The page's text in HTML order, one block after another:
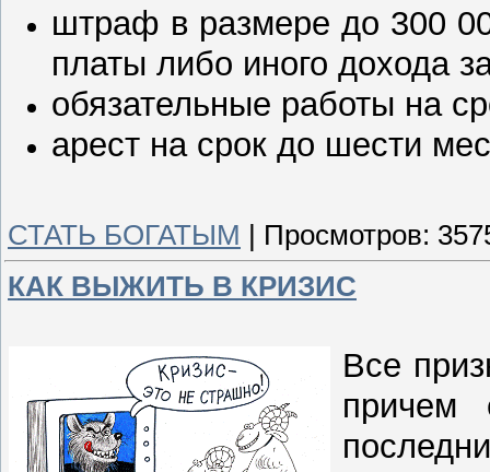
штраф в размере до 300
платы либо иного дохода
обязательные работы на
арест на срок до шести
СТАТЬ БОГАТЫМ | Просмотров:
КАК ВЫЖИТЬ В КРИЗИС
Все
причем